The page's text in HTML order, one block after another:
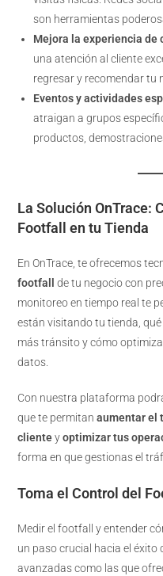
son herramientas
Mejora la experiencia de
una atención al cliente
regresar y recomendar tu
Eventos y actividades
atraigan a grupos
productos,
La Solución OnTrace:
Footfall en tu Tienda
En OnTrace, te ofrecemos
footfall
de tu negocio con
monitoreo en tiempo real te
están visitando tu tienda,
más tránsito y cómo
datos.
Con nuestra plataforma
que te permitanaumentar el
clienteyoptimizar tus
forma en que gestionas el
Toma el Control del
Medir el footfall y entender
un paso crucial hacia el
avanzadas como las que